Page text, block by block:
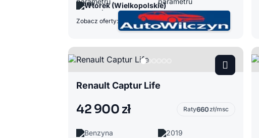
Wtórek (Wielkopolskie)
Zobacz oferty:
Renault Captur Life
42 900 zł Raty660zł/msc
Benzyna
2019